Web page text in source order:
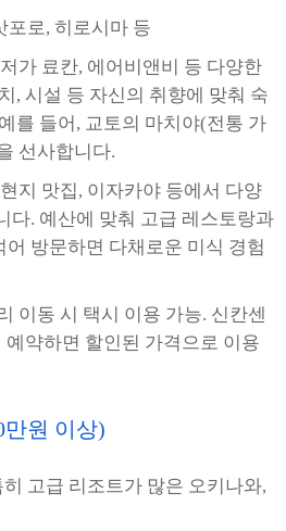
포로, 히로시마 등
가 료칸, 에어비앤비 등 다양한
, 시설 등 자신의 취향에 맞춰 숙
를 들어, 교토의 마치야(전통 가
선사합니다.
지 맛집, 이자카야 등에서 다양
다. 예산에 맞춰 고급 레스토랑과
방문하면 다채로운 미식 경험
이동 시 택시 이용 가능. 신칸센
약하면 할인된 가격으로 이용
만원 이상)
고급 리조트가 많은 오키나와,